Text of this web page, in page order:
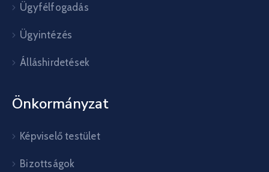
Ügyfélfogadás
Ügyintézés
Álláshirdetések
Önkormányzat
Képviselő testület
Bizottságok